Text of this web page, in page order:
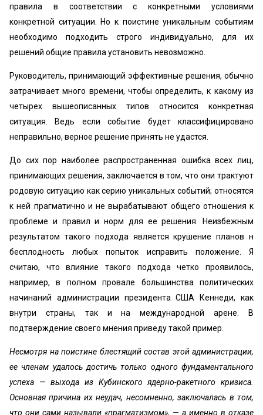
правила в соответствии с конкретными условиями
конкретной ситуации. Но к поистине уникальным событиям
необходимо подходить строго индивидуально, для их
решений общие правила установить невозможно.
Руководитель, принимающий эффективные решения, обычно
затрачивает много времени, чтобы определить, к какому из
четырех вышеописанных типов относится конкретная
ситуация. Ведь если событие будет классифицировано
неправильно, верное решение принять не удастся.
До сих пор наиболее распространенная ошибка всех лиц,
принимающих решения, заключается в том, что они трактуют
родовую ситуацию как серию уникальных событий; относятся
к ней прагматично и не вырабатывают общего отношения к
проблеме и правил и норм для ее решения. Неизбежным
результатом такого подхода является крушение планов н
бесплодность любых попыток исправить положение. Я
считаю, что влияние такого подхода четко проявилось,
например, в полном провале большинства политических
начинаний администрации президента США Кеннеди, как
внутри страны, так и на международной арене. В
подтверждение своего мнения приведу такой пример.
Несмотря на поистине блестящий состав этой администрации,
ее членам удалось достичь только одного фундаментального
успеха — выхода из Кубинского ядерно-ракетного кризиса.
Основная причина их неудач, несомненно, заключалась в том,
что они сами называли «прагматизмом», — а именно в отказе